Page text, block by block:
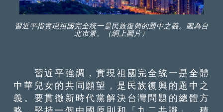
習近平指實現祖國完全統一是民族復興的題中之義。圖為台
北市景。（網上圖片）
習近平強調，實現祖國完全統一是全體
中華兒女的共同願望，是民族復興的題中之
義。要貫徹新時代黨解決台灣問題的總體方